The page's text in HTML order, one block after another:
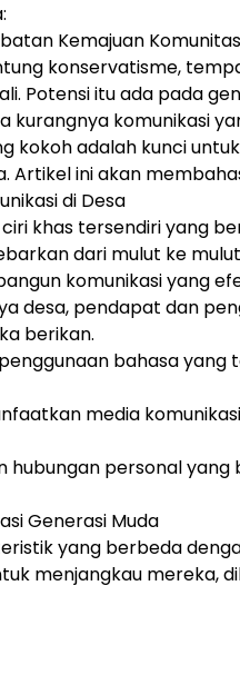
Kemajuan
konservatisme,
Potensi itu ada pada
kurangnya komunikasi
kokoh adalah kunci
Artikel ini akan
di Desa
khas tersendiri yang
dari mulut ke
komunikasi yang
desa, pendapat dan
berikan.
bahasa
media
hubungan personal
Generasi Muda
yang berbeda
menjangkau mereka,